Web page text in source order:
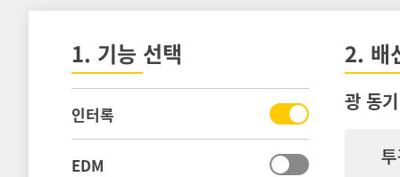
1. 기능 선택
인터록
EDM
2. 배
광 동기